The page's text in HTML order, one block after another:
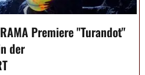
Premiere "Turandot"
der